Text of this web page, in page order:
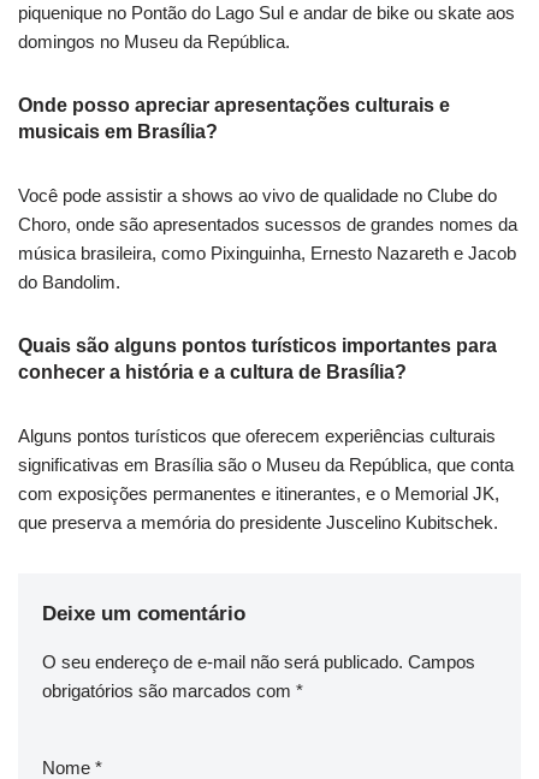
piquenique no Pontão do Lago Sul e andar de bike ou skate aos
domingos no Museu da República.
Onde posso apreciar apresentações culturais e
musicais em Brasília?
Você pode assistir a shows ao vivo de qualidade no Clube do
Choro, onde são apresentados sucessos de grandes nomes da
música brasileira, como Pixinguinha, Ernesto Nazareth e Jacob
do Bandolim.
Quais são alguns pontos turísticos importantes para
conhecer a história e a cultura de Brasília?
Alguns pontos turísticos que oferecem experiências culturais
significativas em Brasília são o Museu da República, que conta
com exposições permanentes e itinerantes, e o Memorial JK,
que preserva a memória do presidente Juscelino Kubitschek.
Deixe um comentário
O seu endereço de e-mail não será publicado. Campos
obrigatórios são marcados com *
Nome *